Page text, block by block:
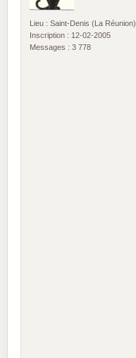
Lieu : Saint-Denis (La Réunion)
Inscription : 12-02-2005
Messages : 3 778